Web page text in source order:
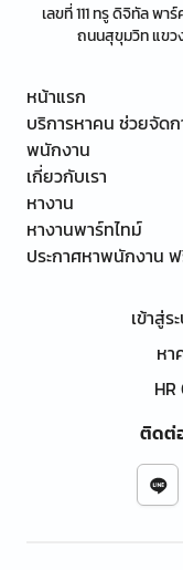
เลขที่ 111 ทรู ดิจิทัล พ
ถนนสุขุมวิท แขว
หน้าแรก
บริการหาคน ช่วยจัดก
พนักงาน
เกี่ยวกับเรา
หางาน
หางานพาร์ทไทม์
ประกาศหาพนักงาน
เข้าสู่
หา
ติดต่